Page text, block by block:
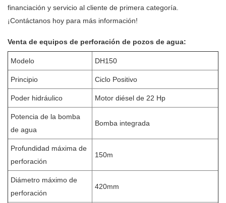
financiación y servicio al cliente de primera categoría.
¡Contáctanos hoy para más información!
Venta de equipos de perforación de pozos de agua:
Modelo DH150
Principio Ciclo Positivo
Poder hidráulico Motor diésel de 22 Hp
Potencia de la bomba
de agua
Bomba integrada
Profundidad máxima de
perforación
150m
Diámetro máximo de
perforación
420mm